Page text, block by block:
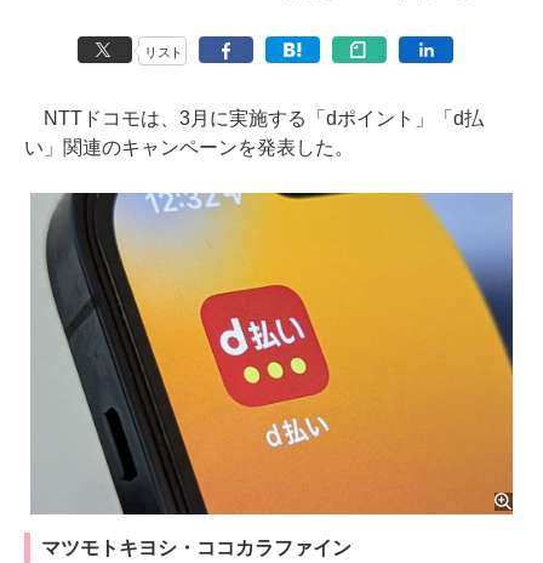
リスト
NTTドコモは、3月に実施する「dポイント」「d払
い」関連のキャンペーンを発表した。
マツモトキヨシ・ココカラファイン